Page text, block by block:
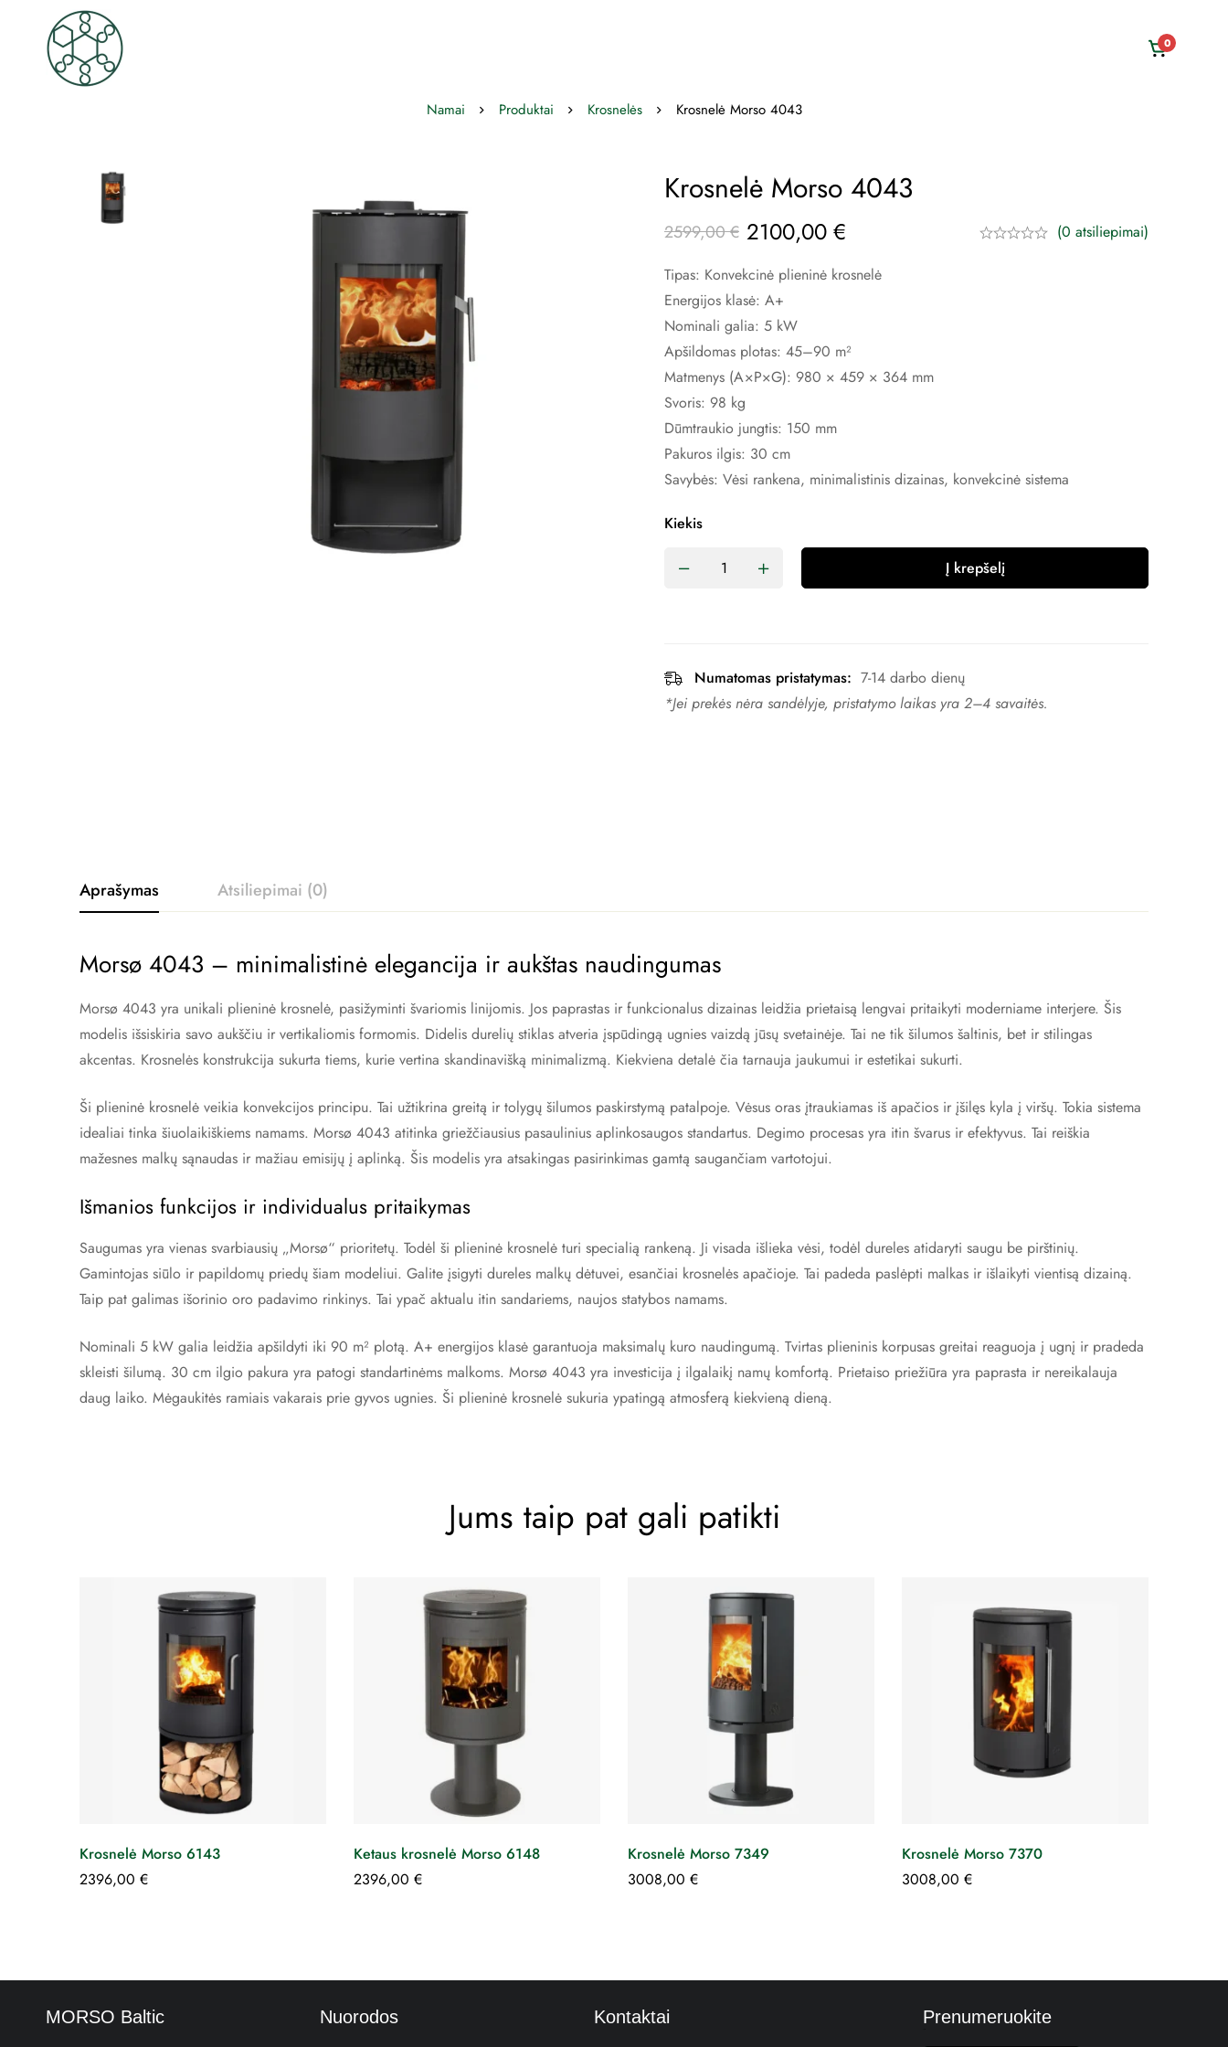
0
Namai Produktai Krosnelės Krosnelė Morso 4043
Krosnelė Morso 4043
2599,00€ 2100,00 € (0 atsiliepimai)
Tipas: Konvekcinė plieninė krosnelė
Energijos klasė: A+
Nominali galia: 5 kW
Apšildomas plotas: 45–90 m²
Matmenys (A×P×G): 980 × 459 × 364 mm
Svoris: 98 kg
Dūmtraukio jungtis: 150 mm
Pakuros ilgis: 30 cm
Savybės: Vėsi rankena, minimalistinis dizainas, konvekcinė sistema
Kiekis
Į krepšelį
Numatomas pristatymas: 7-14 darbo dienų
*Jei prekės nėra sandėlyje, pristatymo laikas yra 2–4 ​​savaitės.
Aprašymas Atsiliepimai (0)
Morsø 4043 – minimalistinė elegancija ir aukštas naudingumas
Morsø 4043 yra unikali plieninė krosnelė, pasižyminti švariomis linijomis. Jos paprastas ir funkcionalus dizainas leidžia prietaisą lengvai pritaikyti moderniame interjere. Šis
modelis išsiskiria savo aukščiu ir vertikaliomis formomis. Didelis durelių stiklas atveria įspūdingą ugnies vaizdą jūsų svetainėje. Tai ne tik šilumos šaltinis, bet ir stilingas
akcentas. Krosnelės konstrukcija sukurta tiems, kurie vertina skandinavišką minimalizmą. Kiekviena detalė čia tarnauja jaukumui ir estetikai sukurti.
Ši plieninė krosnelė veikia konvekcijos principu. Tai užtikrina greitą ir tolygų šilumos paskirstymą patalpoje. Vėsus oras įtraukiamas iš apačios ir įšilęs kyla į viršų. Tokia sistema
idealiai tinka šiuolaikiškiems namams. Morsø 4043 atitinka griežčiausius pasaulinius aplinkosaugos standartus. Degimo procesas yra itin švarus ir efektyvus. Tai reiškia
mažesnes malkų sąnaudas ir mažiau emisijų į aplinką. Šis modelis yra atsakingas pasirinkimas gamtą saugančiam vartotojui.
Išmanios funkcijos ir individualus pritaikymas
Saugumas yra vienas svarbiausių „Morsø“ prioritetų. Todėl ši plieninė krosnelė turi specialią rankeną. Ji visada išlieka vėsi, todėl dureles atidaryti saugu be pirštinių.
Gamintojas siūlo ir papildomų priedų šiam modeliui. Galite įsigyti dureles malkų dėtuvei, esančiai krosnelės apačioje. Tai padeda paslėpti malkas ir išlaikyti vientisą dizainą.
Taip pat galimas išorinio oro padavimo rinkinys. Tai ypač aktualu itin sandariems, naujos statybos namams.
Nominali 5 kW galia leidžia apšildyti iki 90 m² plotą. A+ energijos klasė garantuoja maksimalų kuro naudingumą. Tvirtas plieninis korpusas greitai reaguoja į ugnį ir pradeda
skleisti šilumą. 30 cm ilgio pakura yra patogi standartinėms malkoms. Morsø 4043 yra investicija į ilgalaikį namų komfortą. Prietaiso priežiūra yra paprasta ir nereikalauja
daug laiko. Mėgaukitės ramiais vakarais prie gyvos ugnies. Ši plieninė krosnelė sukuria ypatingą atmosferą kiekvieną dieną.
Jums taip pat gali patikti
Krosnelė Morso 6143
2396,00 €
Ketaus krosnelė Morso 6148
2396,00 €
Krosnelė Morso 7349
3008,00 €
Krosnelė Morso 7370
3008,00 €
MORSO Baltic Nuorodos Kontaktai Prenumeruokite
E